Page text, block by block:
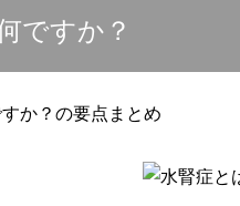
ですか？